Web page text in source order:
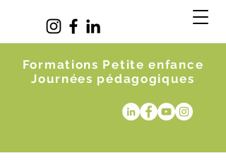
Formations Petite enfance
Journées pédagogiques